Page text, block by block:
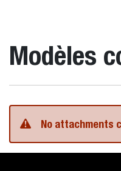
Modèles
No attachments